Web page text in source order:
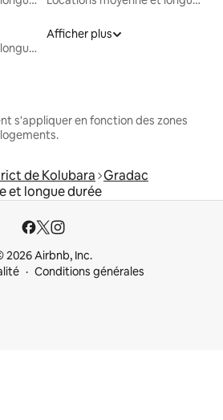
Locations moyenne et longue durée
Afficher plus
s'appliquer en fonction des zones
de Kolubara Gradac
et longue durée
2026 Airbnb, Inc.
Conditions générales